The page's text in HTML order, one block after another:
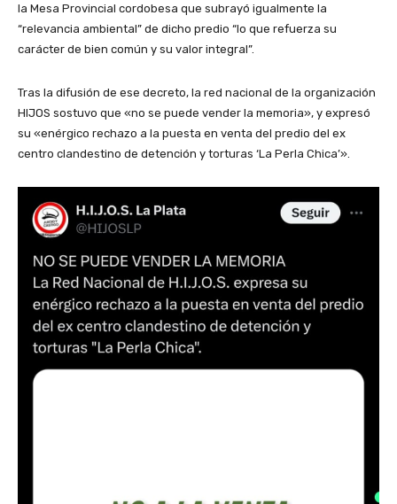
la Mesa Provincial cordobesa que subrayó igualmente la
“relevancia ambiental” de dicho predio “lo que refuerza su
carácter de bien común y su valor integral”.
Tras la difusión de ese decreto, la red nacional de la organización
HIJOS sostuvo que «no se puede vender la memoria», y expresó
su «enérgico rechazo a la puesta en venta del predio del ex
centro clandestino de detención y torturas ‘La Perla Chica’».